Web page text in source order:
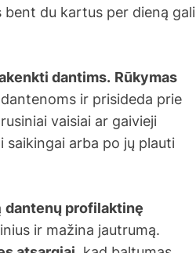
du kartus per dieną gali
dantims. Rūkymas
ir prisideda prie
vaisiai ar gaivieji
arba po jų plauti
dantenų profilaktinę
ir mažina jautrumą.